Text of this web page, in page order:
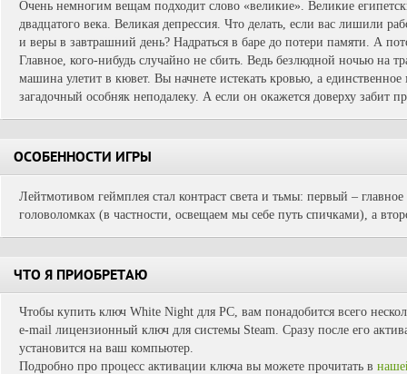
Очень немногим вещам подходит слово «великие». Великие
двадцатого века. Великая депрессия. Что делать, если вас лишили
и веры в завтрашний день? Надраться в баре до потери памяти. А
Главное, кого-нибудь случайно не сбить. Ведь безлюдной ночью на
машина улетит в кювет. Вы начнете истекать кровью, а
загадочный особняк неподалеку. А если он окажется доверху забит
ОСОБЕННОСТИ ИГРЫ
Лейтмотивом геймплея стал контраст света и тьмы: первый – главное
головоломках (в частности, освещаем мы себе путь спичками), а
ЧТО Я ПРИОБРЕТАЮ
Чтобы купить ключ White Night для PC, вам понадобится всего
e-mail лицензионный ключ для системы Steam. Сразу после его
установится на ваш компьютер.
Подробно про процесс активации ключа вы можете прочитать в